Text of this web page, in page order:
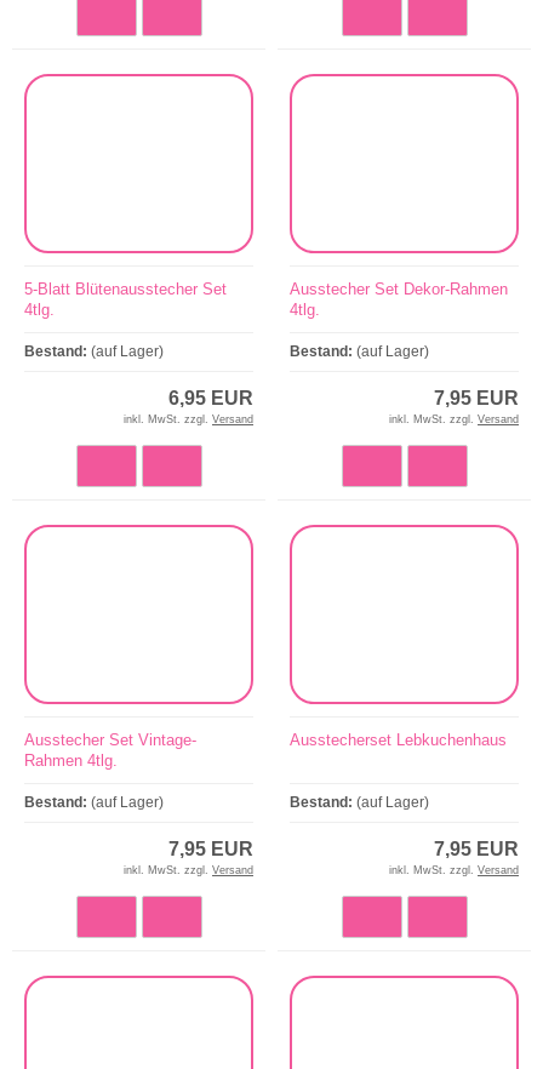
5-Blatt Blütenausstecher Set
4tlg.
Bestand: (auf Lager)
6,95 EUR
inkl. MwSt. zzgl. Versand
Ausstecher Set Dekor-Rahmen
4tlg.
Bestand: (auf Lager)
7,95 EUR
inkl. MwSt. zzgl. Versand
Ausstecher Set Vintage-
Rahmen 4tlg.
Bestand: (auf Lager)
7,95 EUR
inkl. MwSt. zzgl. Versand
Ausstecherset Lebkuchenhaus
Bestand: (auf Lager)
7,95 EUR
inkl. MwSt. zzgl. Versand